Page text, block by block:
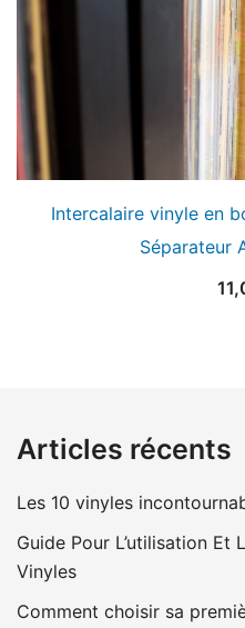
Intercalaire vinyle en
Séparateur
Articles récents
Les 10 vinyles
Guide Pour L’utilisation Et
Vinyles
Comment choisir sa